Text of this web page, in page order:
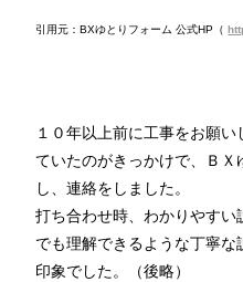
引用元：BXゆとりフォーム 公式HP（
１０年以上前に工事をお願
ていたのがきっかけで、ＢＸ
し、連絡をしました。
打ち合わせ時、わかりやすい
でも理解できるような丁寧
印象でした。（後略）